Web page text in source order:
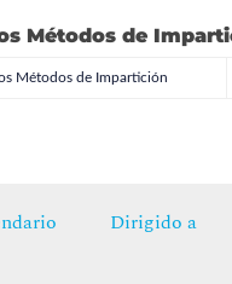
Métodos de
Métodos de Impartición
Dirigido a